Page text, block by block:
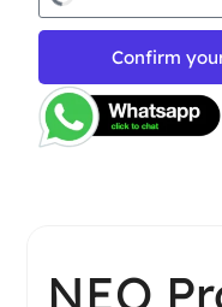
Confirm
NEO